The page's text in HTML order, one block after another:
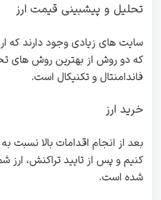
تحلیل و پیشبینی قیمت ارز
سایت های زیادی وجود دارند که
که دو روش از بهترین روش های
فاندامنتال و تکنیکال است.
خرید ارز
بعد از انجام اقدامات بالا نسبت
کنیم و پس از تایید تراکنش، ارز
شده است.